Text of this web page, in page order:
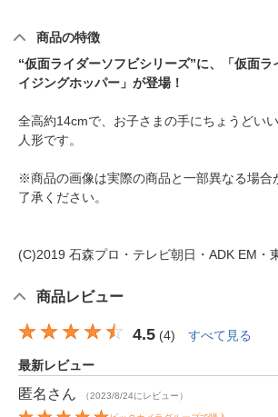
商品の特徴
“仮面ライダーソフビシリーズ”に、「仮面ラ
イジングホッパー」が登場！
全高約14cmで、お子さまの手にちょうどい
人形です。
※商品の画像は実際の商品と一部異なる場合
了承ください。
(C)2019 石森プロ・テレビ朝日・ADK EM・
商品レビュー
4.5 (4) すべて見る
最新レビュー
匿名 さん （2023/8/24にレビュー）